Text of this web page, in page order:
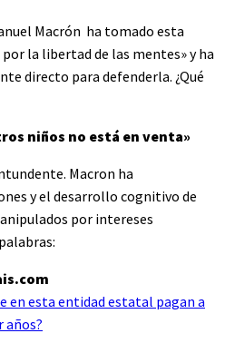
Macrón ha tomado esta
la libertad de las mentes» y ha
directo para defenderla. ¿Qué
niños no está en venta»
Macron ha
y el desarrollo cognitivo de
por intereses
en esta entidad estatal pagan a
años?